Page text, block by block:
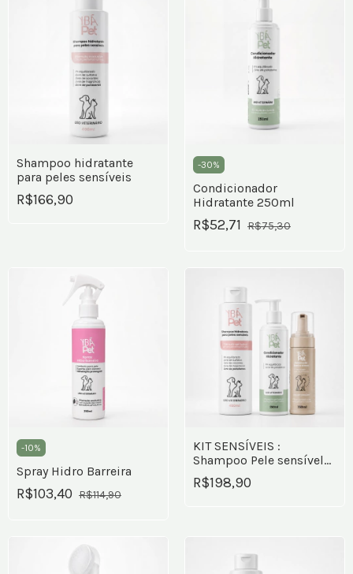
Shampoo hidratante
para peles sensíveis
R$166,90
-30%
Condicionador
Hidratante 250ml
R$52,71 R$75,30
-10%
Spray Hidro Barreira
R$103,40 R$114,90
KIT SENSÍVEIS :
Shampoo Pele sensível
400ml + Condicionador
hidratante + Espuma de
R$198,90